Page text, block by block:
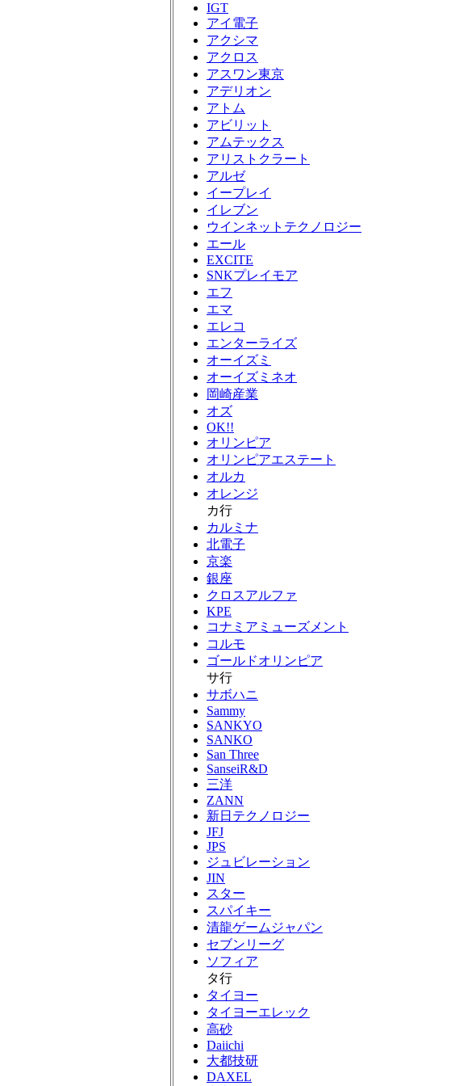
IGT
アイ電子
アクシマ
アクロス
アスワン東京
アデリオン
アトム
アビリット
アムテックス
アリストクラート
アルゼ
イープレイ
イレブン
ウインネットテクノロジー
エール
EXCITE
SNKプレイモア
エフ
エマ
エレコ
エンターライズ
オーイズミ
オーイズミネオ
岡崎産業
オズ
OK!!
オリンピア
オリンピアエステート
オルカ
オレンジ
カ行
カルミナ
北電子
京楽
銀座
クロスアルファ
KPE
コナミアミューズメント
コルモ
ゴールドオリンピア
サ行
サボハニ
Sammy
SANKYO
SANKO
San Three
SanseiR&D
三洋
ZANN
新日テクノロジー
JFJ
JPS
ジュビレーション
JIN
スター
スパイキー
清龍ゲームジャパン
セブンリーグ
ソフィア
タ行
タイヨー
タイヨーエレック
高砂
Daiichi
大都技研
DAXEL